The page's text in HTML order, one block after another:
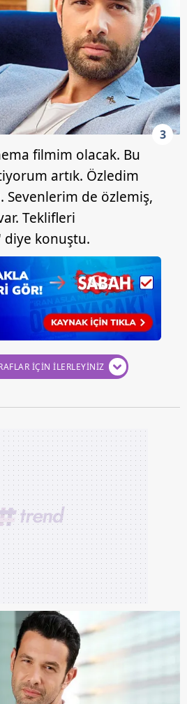
3
filmim olacak. Bu
artık. Özledim
Sevenlerim de özlemiş,
Teklifleri
konuştu.
İÇİN İLERLEYİNİZ